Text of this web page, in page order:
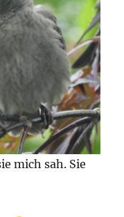
mich sah. Sie